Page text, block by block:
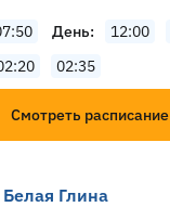
День 12:00
02:35
Смотреть расписание
Глина